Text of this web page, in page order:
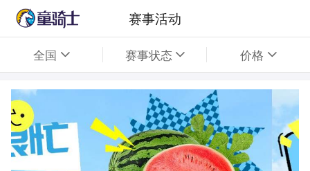
赛事活动
全国 赛事状态 价格